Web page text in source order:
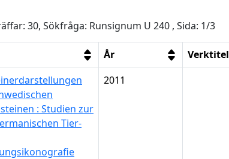
30, Sökfråga: Runsignum U 240 , Sida: 1/3
År
Verktitel
: Studien zur
Tier-
2011